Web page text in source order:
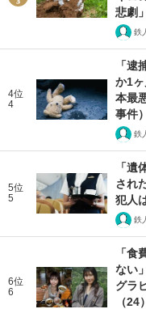
悲劇
鉄
4位
4
「
か1
本最
事件）
鉄
5位
5
「
され
犯人
鉄
6位
6
「
ない
グラ
（